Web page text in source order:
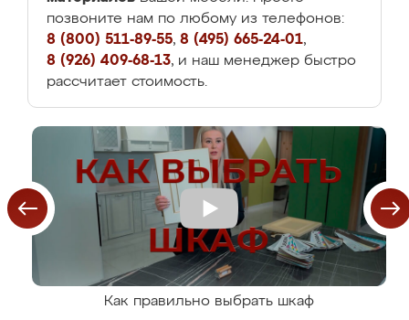
позвоните нам по любому из телефонов:
8 (800) 511-89-55, 8 (495) 665-24-01,
8 (926) 409-68-13, и наш менеджер быстро
рассчитает стоимость.
Как правильно выбрать шкаф